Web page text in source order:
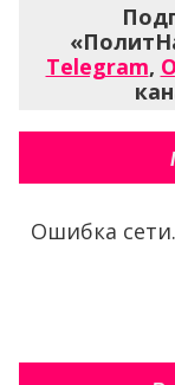
Telegram,
Ошибка